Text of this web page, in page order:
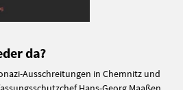
da?
Ausschreitungen in Chemnitz und